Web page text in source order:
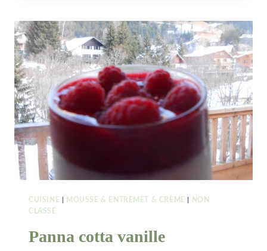
CUISINE MOUSSE & ENTREMET & CRÈME
NON
CLASSÉ
Panna cotta vanille